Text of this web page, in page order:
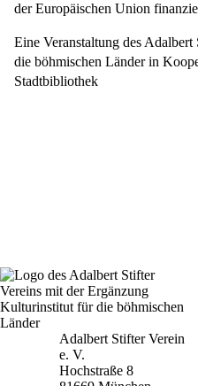
der Europäischen Union
Eine Veranstaltung des
die böhmischen Länder in
Stadtbibliothek
Adalbert Stifter Verein
e. V.
Hochstraße 8